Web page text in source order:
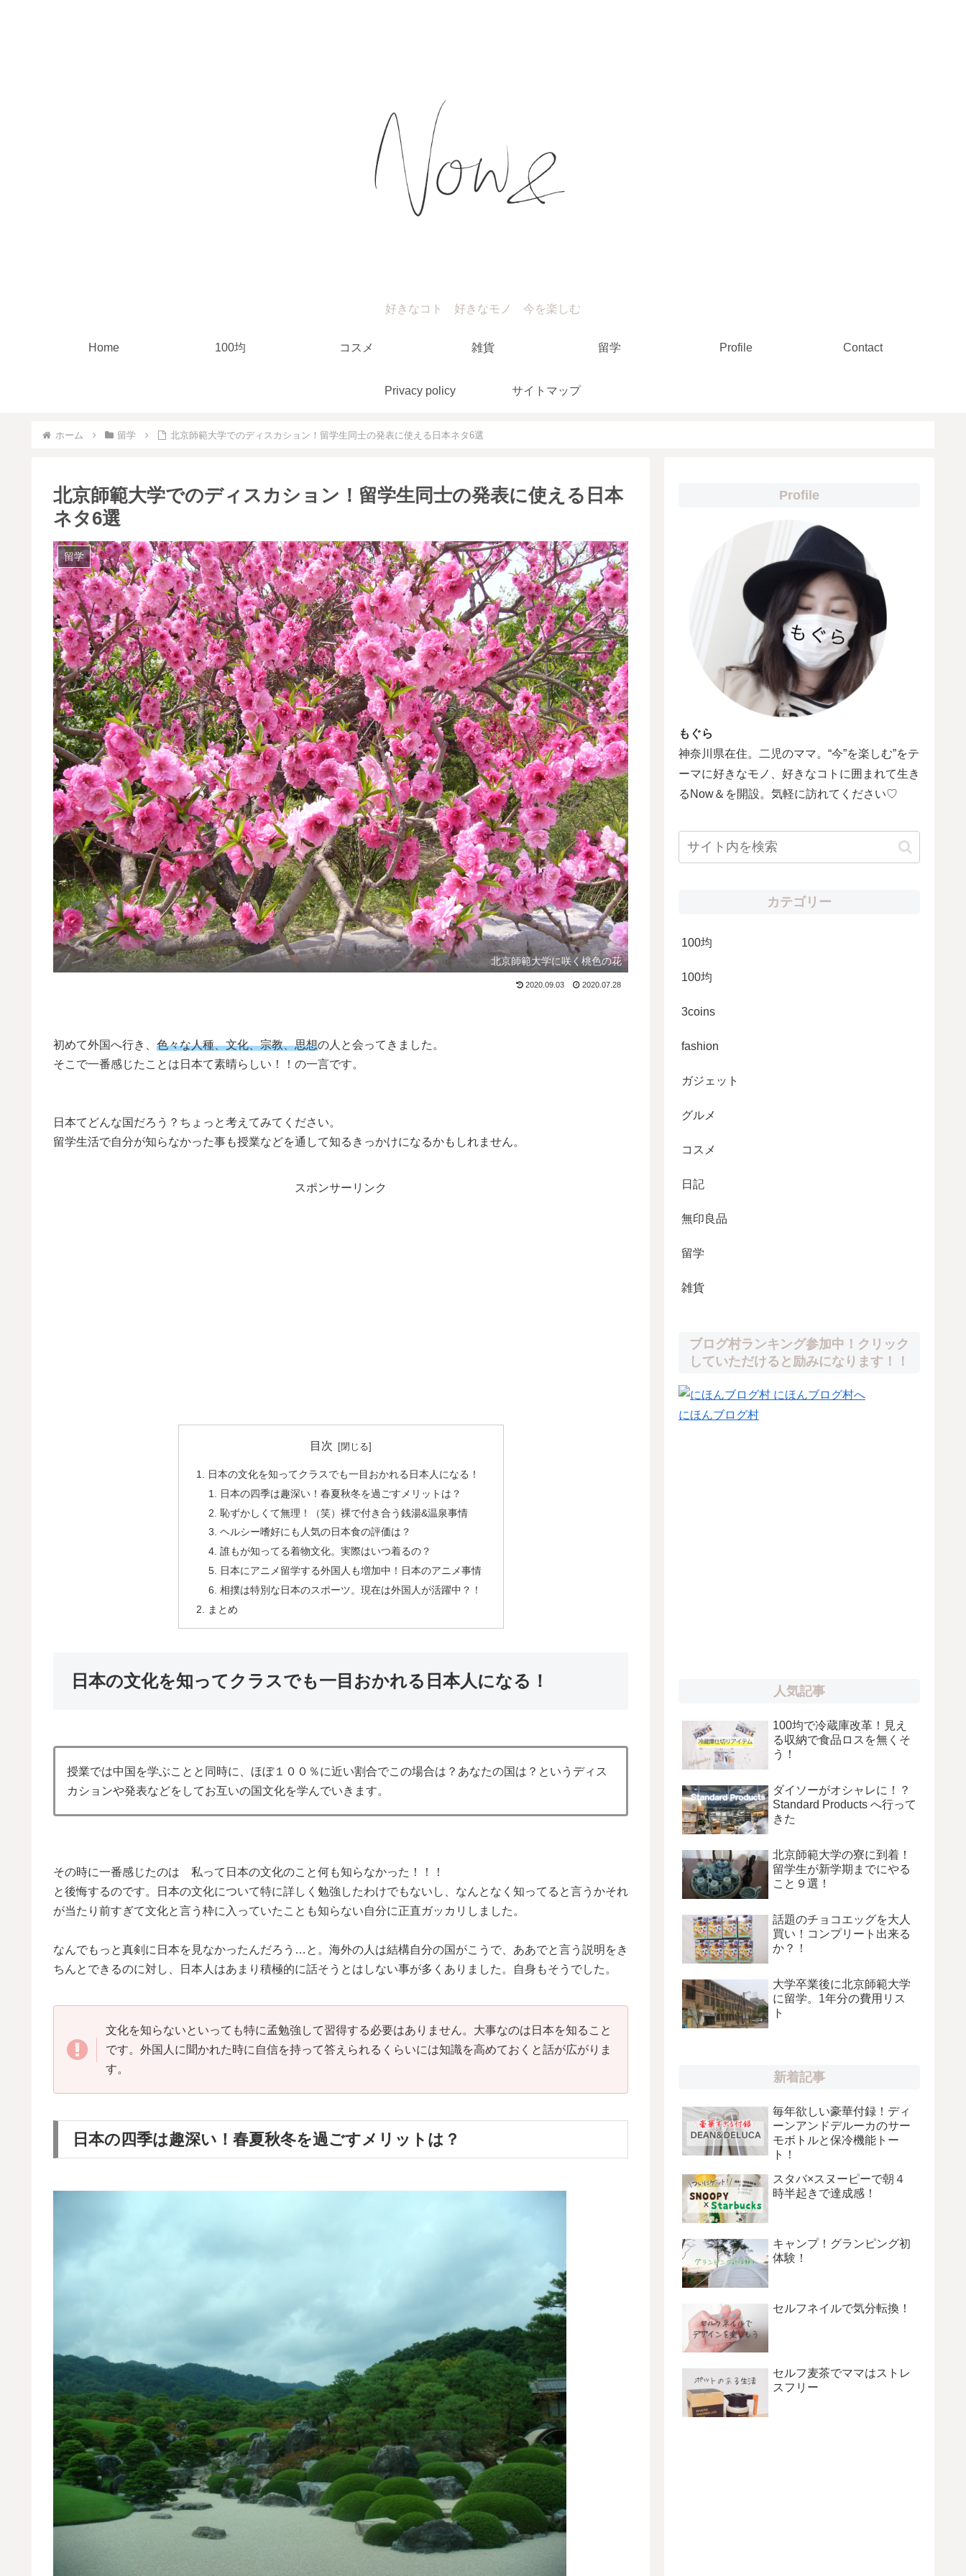
好きなコト 好きなモノ 今を楽しむ
Home 100均 コスメ 雑貨 留学 Profile Contact
Privacy policy サイトマップ
ホーム 留学 北京師範大学でのディスカション！留学生同士の発表に使える日本ネタ6選
北京師範大学でのディスカション！留学生同士の発表に使える日本
ネタ6選
留学
北京師範大学に咲く桃色の花
2020.09.03 2020.07.28
初めて外国へ行き、 色々な人種、文化、宗教、思想の人と会ってきました。
そこで一番感じたことは日本て素晴らしい！！の一言です。
日本てどんな国だろう？ちょっと考えてみてください。
留学生活で自分が知らなかった事も授業などを通して知るきっかけになるかもしれません。
スポンサーリンク
目次
日本の文化を知ってクラスでも一目おかれる日本人になる！
日本の四季は趣深い！春夏秋冬を過ごすメリットは？
恥ずかしくて無理！（笑）裸で付き合う銭湯&温泉事情
ヘルシー嗜好にも人気の日本食の評価は？
誰もが知ってる着物文化。実際はいつ着るの？
日本にアニメ留学する外国人も増加中！日本のアニメ事情
相撲は特別な日本のスポーツ。現在は外国人が活躍中？！
まとめ
日本の文化を知ってクラスでも一目おかれる日本人になる！
授業では中国を学ぶことと同時に、ほぼ１００％に近い割合でこの場合は？あなたの国は？というディス
カションや発表などをしてお互いの国文化を学んでいきます。
その時に一番感じたのは 私って日本の文化のこと何も知らなかった！！！
と後悔するのです。日本の文化について特に詳しく勉強したわけでもないし、なんとなく知ってると言うかそれ
が当たり前すぎて文化と言う枠に入っていたことも知らない自分に正直ガッカリしました。
なんでもっと真剣に日本を見なかったんだろう…と。海外の人は結構自分の国がこうで、ああでと言う説明をき
ちんとできるのに対し、日本人はあまり積極的に話そうとはしない事が多くありました。自身もそうでした。
文化を知らないといっても特に孟勉強して習得する必要はありません。大事なのは日本を知ること
です。外国人に聞かれた時に自信を持って答えられるくらいには知識を高めておくと話が広がりま
す。
日本の四季は趣深い！春夏秋冬を過ごすメリットは？
Profile
もぐら
神奈川県在住。二児のママ。“今”を楽しむ”をテ
ーマに好きなモノ、好きなコトに囲まれて生き
るNow＆を開設。気軽に訪れてください♡
カテゴリー
100均
100均
3coins
fashion
ガジェット
グルメ
コスメ
日記
無印良品
留学
雑貨
ブログ村ランキング参加中！クリック
していただけると励みになります！！
にほんブログ村
人気記事
100均で冷蔵庫改革！見え
る収納で食品ロスを無くそ
う！
ダイソーがオシャレに！？
Standard Products へ行って
きた
北京師範大学の寮に到着！
留学生が新学期までにやる
こと９選！
話題のチョコエッグを大人
買い！コンプリート出来る
か？！
大学卒業後に北京師範大学
に留学。1年分の費用リス
ト
新着記事
毎年欲しい豪華付録！ディ
ーンアンドデルーカのサー
モボトルと保冷機能トー
ト！
スタバ×スヌーピーで朝４
時半起きで達成感！
キャンプ！グランピング初
体験！
セルフネイルで気分転換！
セルフ麦茶でママはストレ
スフリー